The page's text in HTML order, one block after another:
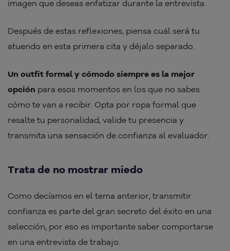
imagen que deseas enfatizar durante la entrevista.
Después de estas reflexiones, piensa cuál será tu
atuendo en esta primera cita y déjalo separado.
Un outfit formal y cómodo siempre es la mejor
opción para esos momentos en los que no sabes
cómo te van a recibir. Opta por ropa formal que
resalte tu personalidad, valide tu presencia y
transmita una sensación de confianza al evaluador.
Trata de no mostrar miedo
Como decíamos en el tema anterior, transmitir
confianza es parte del gran secreto del éxito en una
selección, por eso es importante saber comportarse
en una entrevista de trabajo.